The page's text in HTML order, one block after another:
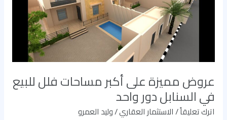
عروض مميزة على أكبر مساحات فلل للبيع
في السنابل دور واحد
اترك تعليقاً/الاستثمار العقاري/وليد العمرو
دور